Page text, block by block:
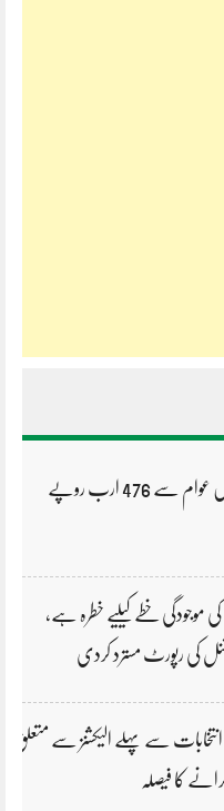
بجلی بلوں پر ٹیکس کی مد میں عوام سے 476 ارب روپے
موجودگی خطے کیلیے خطرہ ہے،
کی رپورٹ مسترد کردی
انتخابات سے پہلے الیکشنز سے متعلق
کا فیصلہ